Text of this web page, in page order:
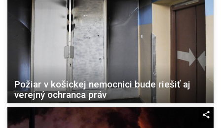
Požiar v košickej nemocnici bude riešiť aj
verejný ochranca práv